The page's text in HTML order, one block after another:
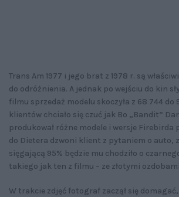
Trans Am 1977 i jego brat z 1978 r. są
do odróżnienia. A jednak po wejściu do kin
filmu sprzedaż modelu skoczyła z 68 744 do
klientów chciało się czuć jak Bo „Bandit”
produkował różne modele i wersje Firebirda
do Dietera dzwoni klient z pytaniem o auto,
sięgającą 95% będzie mu chodziło o
takiego jak ten z filmu – ze złotymi
W trakcie zdjęć fotograf zaczął się